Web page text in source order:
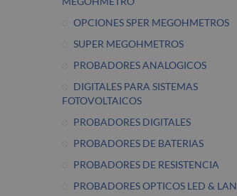
OPCIONES SPER MEGOHMETROS
SUPER MEGOHMETROS
PROBADORES ANALOGICOS
DIGITALES PARA SISTEMAS
FOTOVOLTAICOS
PROBADORES DIGITALES
PROBADORES DE BATERIAS
PROBADORES DE RESISTENCIA
PROBADORES OPTICOS LED & LAN